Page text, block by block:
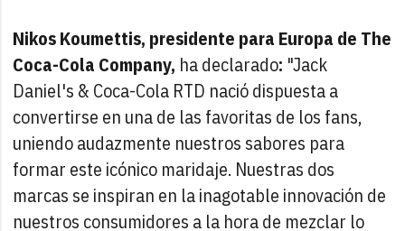
Nikos Koumettis, presidente para Europa de The
Coca-Cola Company, ha declarado: "Jack
Daniel's & Coca-Cola RTD nació dispuesta a
convertirse en una de las favoritas de los fans,
uniendo audazmente nuestros sabores para
formar este icónico maridaje. Nuestras dos
marcas se inspiran en la inagotable innovación de
nuestros consumidores a la hora de mezclar lo